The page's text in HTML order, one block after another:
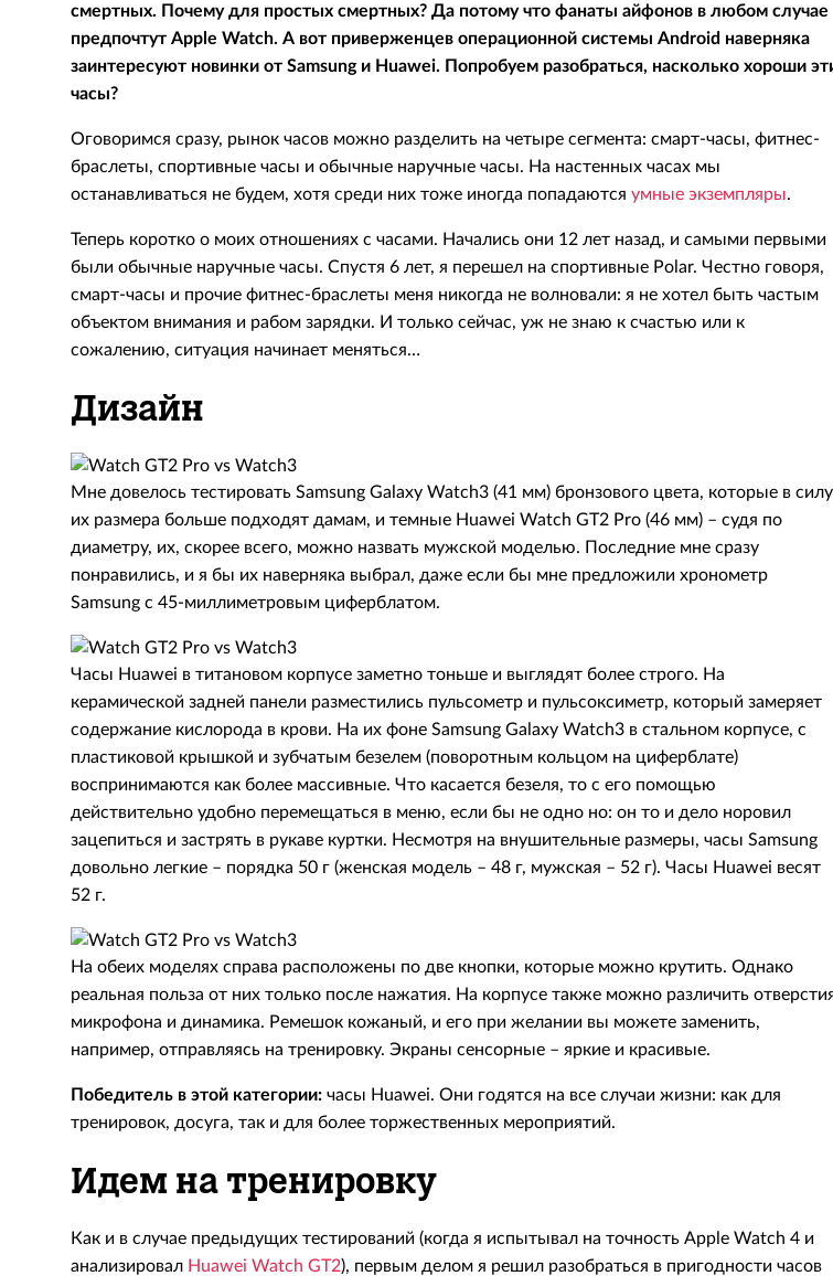
смертных. Почему для простых смертных? Да потому что фанаты айфонов в любом случае
предпочтут Apple Watch. А вот приверженцев операционной системы Android наверняка
заинтересуют новинки от Samsung и Huawei. Попробуем разобраться, насколько хороши
часы?
Оговоримся сразу, рынок часов можно разделить на четыре сегмента: смарт-часы, фитнес-
браслеты, спортивные часы и обычные наручные часы. На настенных часах мы
останавливаться не будем, хотя среди них тоже иногда попадаются умные экземпляры.
Теперь коротко о моих отношениях с часами. Начались они 12 лет назад, и самыми первыми
были обычные наручные часы. Спустя 6 лет, я перешел на спортивные Polar. Честно говоря,
смарт-часы и прочие фитнес-браслеты меня никогда не волновали: я не хотел быть частым
объектом внимания и рабом зарядки. И только сейчас, уж не знаю к счастью или к
сожалению, ситуация начинает меняться…
Дизайн
Мне довелось тестировать Samsung Galaxy Watch3 (41 мм) бронзового цвета, которые в силу
их размера больше подходят дамам, и темные Huawei Watch GT2 Pro (46 мм) – судя по
диаметру, их, скорее всего, можно назвать мужской моделью. Последние мне сразу
понравились, и я бы их наверняка выбрал, даже если бы мне предложили хронометр
Samsung с 45-миллиметровым циферблатом.
Часы Huawei в титановом корпусе заметно тоньше и выглядят более строго. На
керамической задней панели разместились пульсометр и пульсоксиметр, который замеряет
содержание кислорода в крови. На их фоне Samsung Galaxy Watch3 в стальном корпусе, с
пластиковой крышкой и зубчатым безелем (поворотным кольцом на циферблате)
воспринимаются как более массивные. Что касается безеля, то с его помощью
действительно удобно перемещаться в меню, если бы не одно но: он то и дело норовил
зацепиться и застрять в рукаве куртки. Несмотря на внушительные размеры, часы Samsung
довольно легкие – порядка 50 г (женская модель – 48 г, мужская – 52 г). Часы Huawei весят
52 г.
На обеих моделях справа расположены по две кнопки, которые можно крутить. Однако
реальная польза от них только после нажатия. На корпусе также можно различить
микрофона и динамика. Ремешок кожаный, и его при желании вы можете заменить,
например, отправляясь на тренировку. Экраны сенсорные – яркие и красивые.
Победитель в этой категории: часы Huawei. Они годятся на все случаи жизни: как для
тренировок, досуга, так и для более торжественных мероприятий.
Идем на тренировку
Как и в случае предыдущих тестирований (когда я испытывал на точность Apple Watch 4 и
анализировал Huawei Watch GT2), первым делом я решил разобраться в пригодности часов